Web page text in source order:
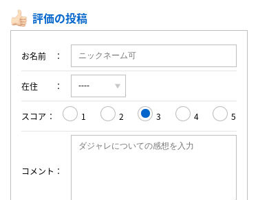
評価の投稿
お名前
在住
スコア 1 2 3 4 5
コメント